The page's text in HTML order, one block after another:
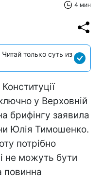
4 мин
только суть из
у Верховній
брифінгу заявила
Юлія Тимошенко.
потрібно
не можуть бути
повинна